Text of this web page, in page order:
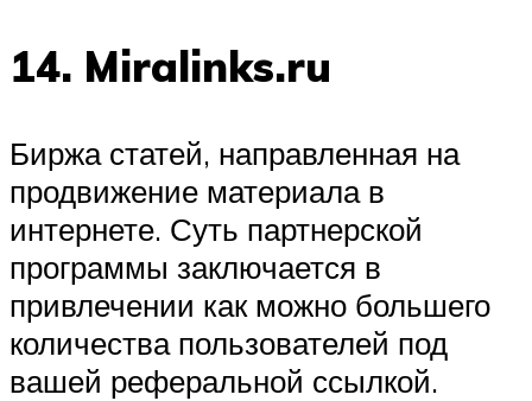
14. Miralinks.ru
Биржа статей, направленная на
продвижение материала в
интернете. Суть партнерской
программы заключается в
привлечении как можно большего
количества пользователей под
вашей реферальной ссылкой.